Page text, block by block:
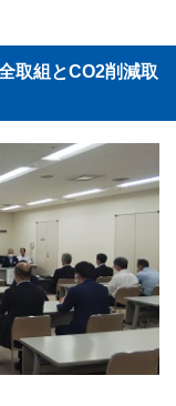
取組とCO2削減取